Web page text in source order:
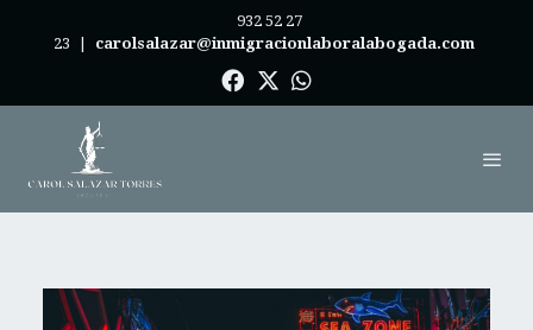
932 52 27
23
carolsalazar@inmigracionlaboralabogada.com